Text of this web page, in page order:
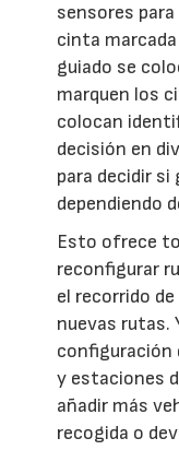
sensores
cinta
guiado se
marquen los
colocan
decisión en
para decidir si
dependiendo
Esto ofrece
reconfigurar
el recorrido
nuevas rutas.
configuración
y estaciones
añadir más
recogida o